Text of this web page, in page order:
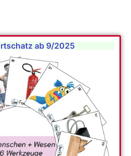
ab 9/2025